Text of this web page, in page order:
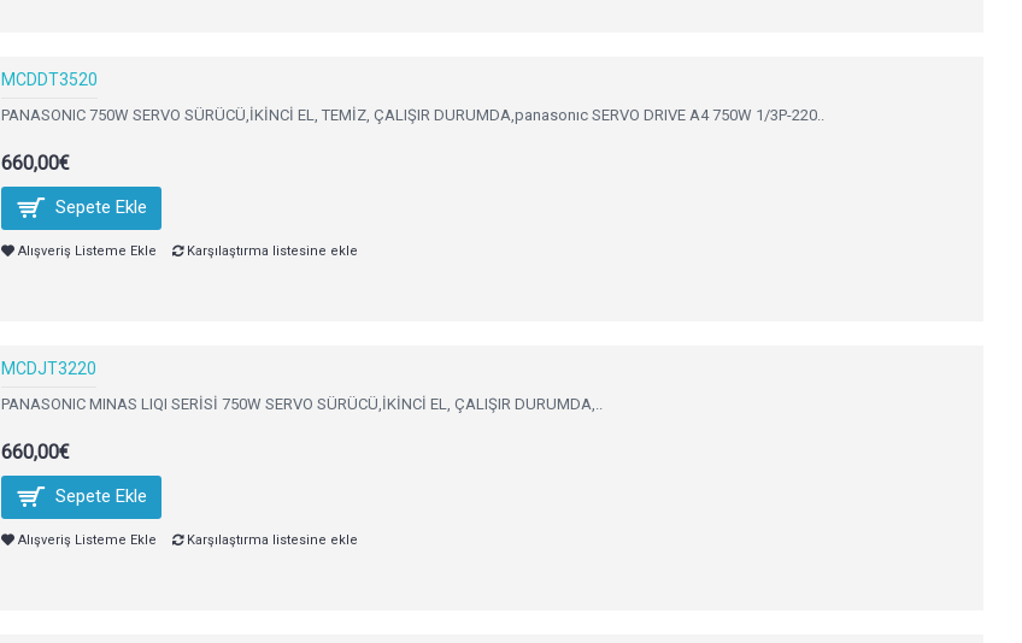
MCDDT3520
PANASONIC 750W SERVO SÜRÜCÜ,İKİNCİ EL, TEMİZ, ÇALIŞIR DURUMDA,panasonıc SERVO DRIVE A4 750W 1/3P-220..
660,00€
Sepete Ekle
Alışveriş Listeme Ekle Karşılaştırma listesine ekle
MCDJT3220
PANASONIC MINAS LIQI SERİSİ 750W SERVO SÜRÜCÜ,İKİNCİ EL, ÇALIŞIR DURUMDA,..
660,00€
Sepete Ekle
Alışveriş Listeme Ekle Karşılaştırma listesine ekle